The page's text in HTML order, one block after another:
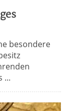
besondere
...